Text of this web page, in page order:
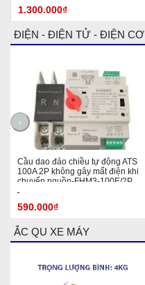
1.300.000₫
ĐIỆN - ĐIỆN TỬ - ĐIỆN CƠ
Cầu dao đảo chiều tự động ATS
100A 2P không gây mất điện khi
chuyển nguồn-FHM3-100E/2P
590.000₫
‹
ẮC QU XE MÁY